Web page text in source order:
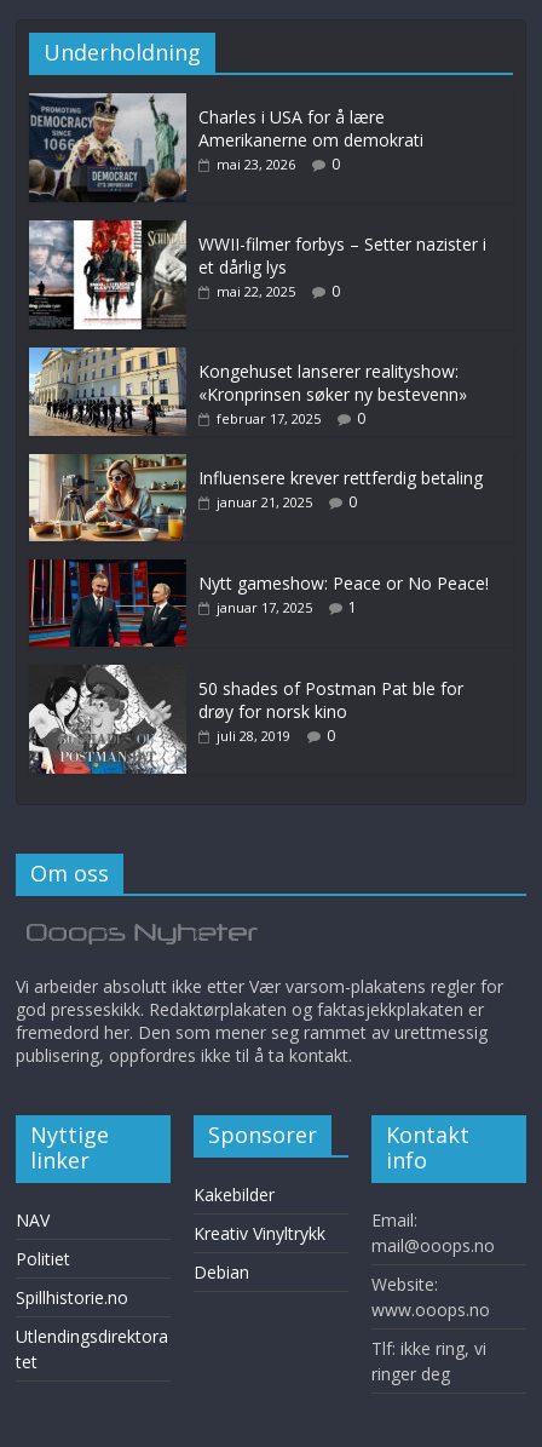
Underholdning
Charles i USA for å lære
Amerikanerne om demokrati
mai 23, 2026 0
WWII-filmer forbys – Setter nazister i
et dårlig lys
mai 22, 2025 0
Kongehuset lanserer realityshow:
«Kronprinsen søker ny bestevenn»
februar 17, 2025 0
Influensere krever rettferdig betaling
januar 21, 2025 0
Nytt gameshow: Peace or No Peace!
januar 17, 2025 1
50 shades of Postman Pat ble for
drøy for norsk kino
juli 28, 2019 0
Om oss
Vi arbeider absolutt ikke etter Vær varsom-plakatens regler for
god presseskikk. Redaktørplakaten og faktasjekkplakaten er
fremedord her. Den som mener seg rammet av urettmessig
publisering, oppfordres ikke til å ta kontakt.
Nyttige
linker
NAV
Politiet
Spillhistorie.no
Utlendingsdirektora
tet
Sponsorer
Kakebilder
Kreativ Vinyltrykk
Debian
Kontakt
info
Email:
mail@ooops.no
Website:
www.ooops.no
Tlf: ikke ring, vi
ringer deg